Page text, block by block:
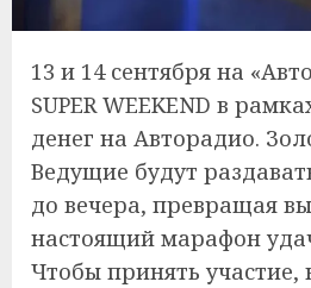
13 и 14 сентября на
SUPER WEEKEND в
денег на Авторадио.
Ведущие будут
до вечера, превращая
настоящий марафон
Чтобы принять участие,